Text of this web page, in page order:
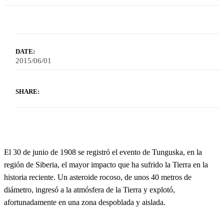
DATE:
2015/06/01
SHARE:
El 30 de junio de 1908 se registró el evento de Tunguska, en la
región de Siberia, el mayor impacto que ha sufrido la Tierra en la
historia reciente. Un asteroide rocoso, de unos 40 metros de
diámetro, ingresó a la atmósfera de la Tierra y explotó,
afortunadamente en una zona despoblada y aislada.